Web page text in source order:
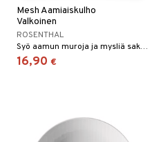
Mesh Aamiaiskulho
Valkoinen
ROSENTHAL
Syö aamun muroja ja mysliä saksalaisen Rosenthalin Mesh-aamiaiskulhosta, jonka halkaisija on 14 cm.
16,90 €
& Vihannesveitset